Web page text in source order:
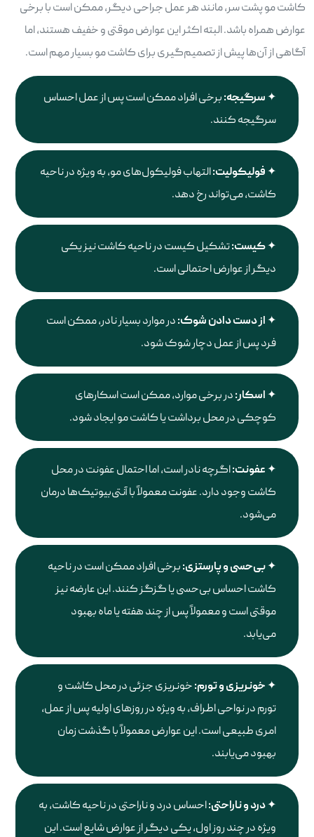
کاشت مو پشت سر، مانند هر عمل جراحی دیگر، ممکن است با برخی
عوارض همراه باشد. البته اکثر این عوارض موقتی و خفیف هستند، اما
آگاهی از آن‌ها پیش از تصمیم‌گیری برای کاشت مو بسیار مهم است.
سرگیجه:برخی افراد ممکن است پس از عمل احساس
سرگیجه کنند.
فولیکولیت:التهاب فولیکول‌های مو، به ویژه در ناحیه
کاشت، می‌تواند رخ دهد.
کیست:تشکیل کیست در ناحیه کاشت نیز یکی
دیگر از عوارض احتمالی است.
از دست دادن شوک:در موارد بسیار نادر، ممکن است
فرد پس از عمل دچار شوک شود.
اسکار:در برخی موارد، ممکن است اسکارهای
کوچکی در محل برداشت یا کاشت مو ایجاد شود.
عفونت:اگرچه نادر است، اما احتمال عفونت در محل
کاشت وجود دارد. عفونت معمولاً با آنتی‌بیوتیک‌ها درمان
می‌شود.
بی‌حسی و پارستزی:برخی افراد ممکن است در ناحیه
کاشت احساس بی‌حسی یا گزگز کنند. این عارضه نیز
موقتی است و معمولاً پس از چند هفته یا ماه بهبود
می‌یابد.
خونریزی و تورم:خونریزی جزئی در محل کاشت و
تورم در نواحی اطراف، به ویژه در روزهای اولیه پس از عمل،
امری طبیعی است. این عوارض معمولاً با گذشت زمان
بهبود می‌یابند.
درد و ناراحتی:احساس درد و ناراحتی در ناحیه کاشت، به
ویژه در چند روز اول، یکی دیگر از عوارض شایع است. این